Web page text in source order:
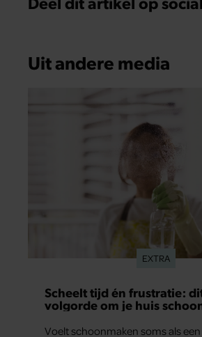
Uit andere media
EXTRA
Scheelt tijd én frustratie:
volgorde om je huis
Voelt schoonmaken soms als